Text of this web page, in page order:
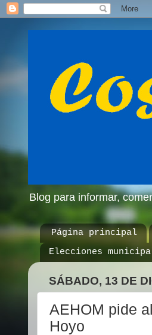
Blog para informar,
Página principal
Elecciones
SÁBADO, 13 DE
AEHOM pide
Hoyo